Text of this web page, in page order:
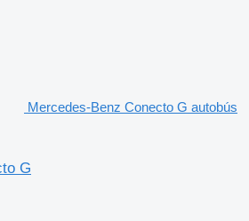
Mercedes-Benz Conecto G autobús
G